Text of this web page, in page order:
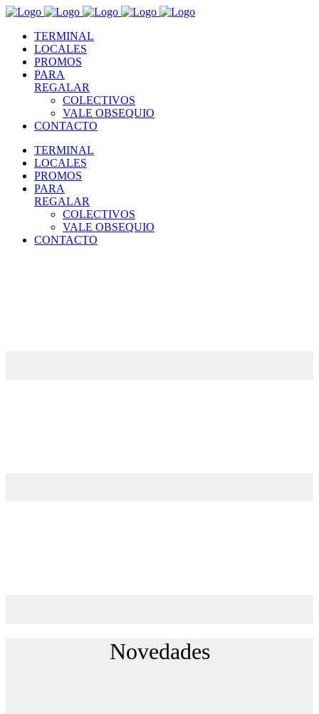
TERMINAL
LOCALES
PROMOS
PARA
REGALAR
COLECTIVOS
VALE OBSEQUIO
CONTACTO
TERMINAL
LOCALES
PROMOS
PARA
REGALAR
COLECTIVOS
VALE OBSEQUIO
CONTACTO
Novedades